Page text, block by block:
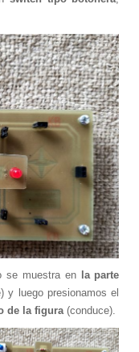
Web
se muestra en la parte
y luego presionamos el
de la figura(conduce).